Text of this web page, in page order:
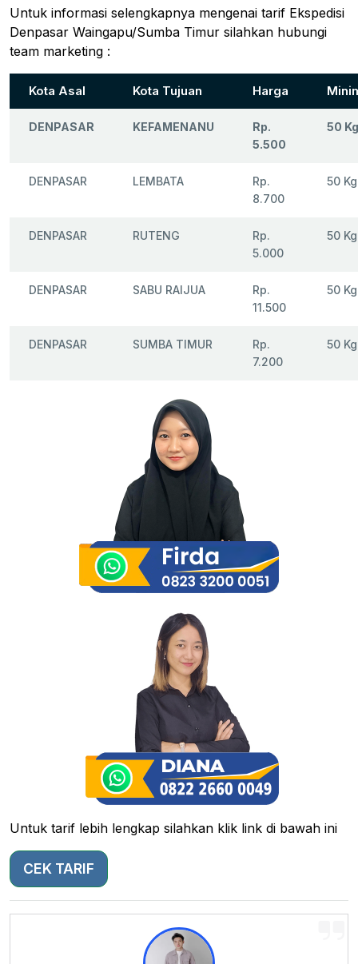
Untuk informasi selengkapnya mengenai tarif Ekspedisi
Denpasar Waingapu/Sumba Timur silahkan hubungi
team marketing :
Kota Asal Kota Tujuan Harga
DENPASAR KEFAMENANU
Rp.
5.500
50 Kg
DENPASAR LEMBATA
Rp.
8.700
50 Kg
DENPASAR RUTENG
Rp.
5.000
50 Kg
DENPASAR SABU RAIJUA
Rp.
11.500
50 Kg
DENPASAR SUMBA TIMUR
Rp.
7.200
50 Kg
Untuk tarif lebih lengkap silahkan klik link di bawah ini
CEK TARIF